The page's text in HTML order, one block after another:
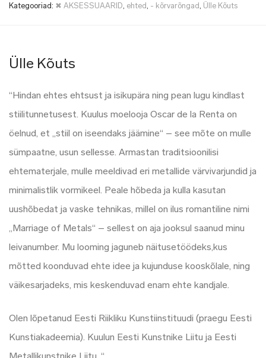
Kategooriad: ✖ AKSESSUAARID, ehted, - kõrvarõngad, Ülle Kõuts
Ülle Kõuts
“Hindan ehtes ehtsust ja isikupära ning pean lugu kindlast
stiilitunnetusest. Kuulus moelooja Oscar de la Renta on
öelnud, et „stiil on iseendaks jäämine“ – see mõte on mulle
sümpaatne, usun sellesse. Armastan traditsioonilisi
ehtematerjale, mulle meeldivad eri metallide värvivarjundid ja
minimalistlik vormikeel. Peale hõbeda ja kulla kasutan
uushõbedat ja vaske tehnikas, millel on ilus romantiline nimi
„Marriage of Metals“ – sellest on aja jooksul saanud minu
leivanumber. Mu looming jaguneb näitusetöödeks,kus
mõtted koonduvad ehte idee ja kujunduse kooskõlale, ning
väikesarjadeks, mis keskenduvad enam ehte kandjale.
Olen lõpetanud Eesti Riikliku Kunstiinstituudi (praegu Eesti
Kunstiakadeemia). Kuulun Eesti Kunstnike Liitu ja Eesti